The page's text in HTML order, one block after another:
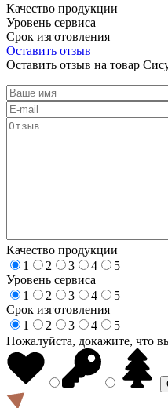
Качество продукции
Уровень сервиса
Срок изготовления
Оставить отзыв
Оставить отзыв на товар
Качество продукции
1
2 3 4
5
Уровень сервиса
1
2 3 4
5
Срок изготовления
1
2 3 4
5
Пожалуйста, докажите, что